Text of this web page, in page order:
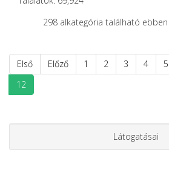
298 alkategória található
Első Előző 1 2 3 4 5
12
Látogatásai